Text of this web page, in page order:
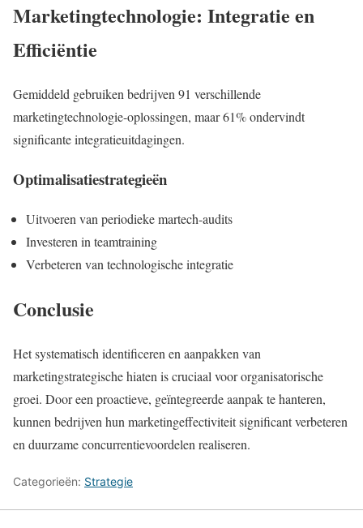
Marketingtechnologie: Integratie en
Efficiëntie
Gemiddeld gebruiken bedrijven 91 verschillende
marketingtechnologie-oplossingen, maar 61% ondervindt
significante integratieuitdagingen.
Optimalisatiestrategieën
Uitvoeren van periodieke martech-audits
Investeren in teamtraining
Verbeteren van technologische integratie
Conclusie
Het systematisch identificeren en aanpakken van
marketingstrategische hiaten is cruciaal voor organisatorische
groei. Door een proactieve, geïntegreerde aanpak te hanteren,
kunnen bedrijven hun marketingeffectiviteit significant verbeteren
en duurzame concurrentievoordelen realiseren.
Categorieën: Strategie